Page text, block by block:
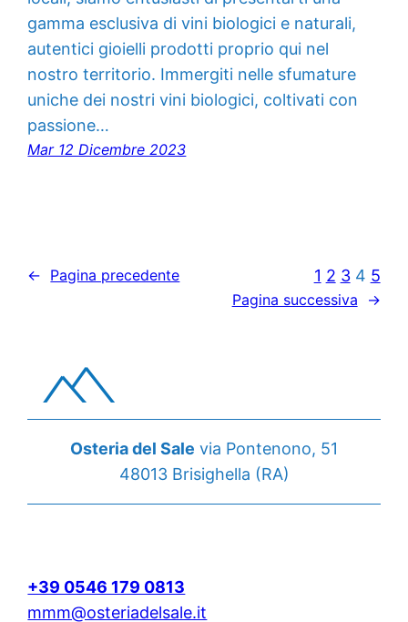
gamma esclusiva di vini biologici e naturali,
autentici gioielli prodotti proprio qui nel
nostro territorio. Immergiti nelle sfumature
uniche dei nostri vini biologici, coltivati con
passione…
Mar 12 Dicembre 2023
← Pagina precedente 1 2 3 4 5
Pagina successiva →
Osteria del Sale via Pontenono, 51
48013 Brisighella (RA)
+39 0546 179 0813
mmm@osteriadelsale.it